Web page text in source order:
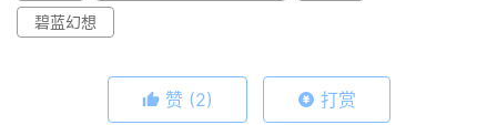
碧蓝幻想
赞 (2) 打赏